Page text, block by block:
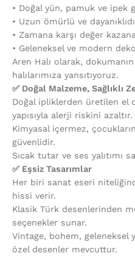
•⁠ ⁠Doğal yün, pamuk ve ipek
•⁠ ⁠Uzun ömürlü ve
•⁠ ⁠Zamana karşı değer
•⁠ ⁠Geleneksel ve modern
Aren Halı olarak,
halılarımıza yansıtıyoruz.
✅ Doğal Malzeme, Sağlıklı
Doğal ipliklerden üretilen el
yapısıyla alerji riskini azaltır.
Kimyasal içermez,
güvenlidir.
Sıcak tutar ve ses yalıtımı
✅ Eşsiz Tasarımlar
Her biri sanat eseri
hissi verir.
Klasik Türk desenlerinden
seçenekler sunar.
Vintage, bohem, geleneksel
özel desenler mevcuttur.